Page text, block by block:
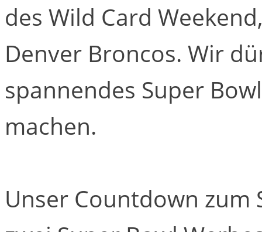
des Wild Card
Denver Broncos. Wir
spannendes Super
machen.
Unser Countdown zum